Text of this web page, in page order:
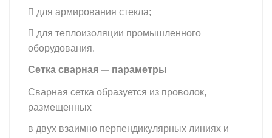
 для армирования стекла;
 для теплоизоляции промышленного
оборудования.
Сетка сварная — параметры
Сварная сетка образуется из проволок,
размещенных
в двух взаимно перпендикулярных линиях и